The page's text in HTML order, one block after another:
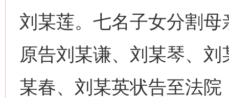
刘某莲。七名子女分割
原告刘某谦、刘某琴、
某春、刘某英状告至法